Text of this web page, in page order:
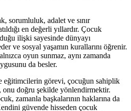
sorumluluk, adalet ve sınır
en değerli yıllardır. Çocuk
ilişki sayesinde dünyayı
ve sosyal yaşamın kurallarını öğrenir.
oyun sunmaz, aynı zamanda
da besler.
eğitimcilerin görevi, çocuğun sahiplik
onu doğru şekilde yönlendirmektir.
zamanla başkalarının haklarına da
güvende hisseden çocuk